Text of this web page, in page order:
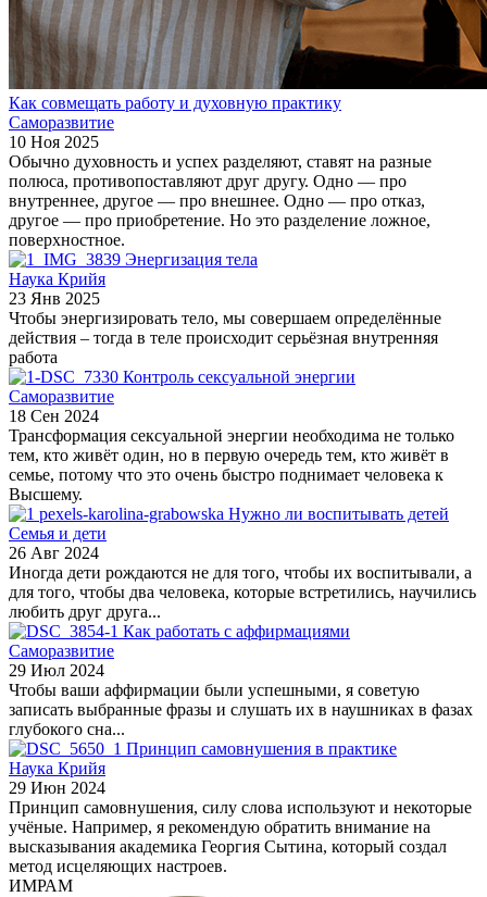
Как совмещать работу и духовную практику
Саморазвитие
10 Ноя 2025
Обычно духовность и успех разделяют, ставят на разные
полюса, противопоставляют друг другу. Одно — про
внутреннее, другое — про внешнее. Одно — про отказ,
другое — про приобретение. Но это разделение ложное,
поверхностное.
Энергизация тела
Наука Крийя
23 Янв 2025
Чтобы энергизировать тело, мы совершаем определённые
действия – тогда в теле происходит серьёзная внутренняя
работа
Контроль сексуальной энергии
Саморазвитие
18 Сен 2024
Трансформация сексуальной энергии необходима не только
тем, кто живёт один, но в первую очередь тем, кто живёт в
семье, потому что это очень быстро поднимает человека к
Высшему.
Нужно ли воспитывать детей
Семья и дети
26 Авг 2024
Иногда дети рождаются не для того, чтобы их воспитывали, а
для того, чтобы два человека, которые встретились, научились
любить друг друга...
Как работать с аффирмациями
Саморазвитие
29 Июл 2024
Чтобы ваши аффирмации были успешными, я советую
записать выбранные фразы и слушать их в наушниках в фазах
глубокого сна...
Принцип самовнушения в практике
Наука Крийя
29 Июн 2024
Принцип самовнушения, силу слова используют и некоторые
учёные. Например, я рекомендую обратить внимание на
высказывания академика Георгия Сытина, который создал
метод исцеляющих настроев.
ИМРАМ